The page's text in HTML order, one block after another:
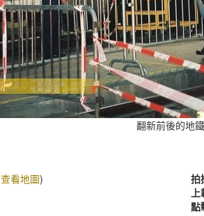
翻新前後的地
查看地圖) 拍
上
點